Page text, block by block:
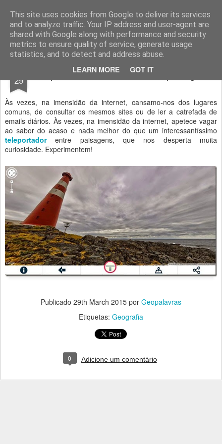
This site uses cookies from Google to deliver its services
and to analyze traffic. Your IP address and user-agent are
shared with Google along with performance and security
metrics to ensure quality of service, generate usage
statistics, and to detect and address abuse.
LEARN MORE GOT IT
Geopalavras
canal800 clique ZapCanal
29 Teleportador entre belíssimas paisagens.
Às vezes, na imensidão da internet, cansamo-nos dos lugares
comuns, de consultar os mesmos sites ou de ler a catrefada de
emails diários. Às vezes, na imensidão da internet, apetece vagar
ao sabor do acaso e nada melhor do que um interessantíssimo
teleportadorentre paisagens, que nos desperta muita
curiosidade. Experimentem!
Publicado 29th March 2015 por Geopalavras
Etiquetas: Geografia
0 Adicione um comentário